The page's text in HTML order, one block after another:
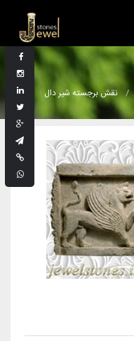
نقش برجسته شیر دال